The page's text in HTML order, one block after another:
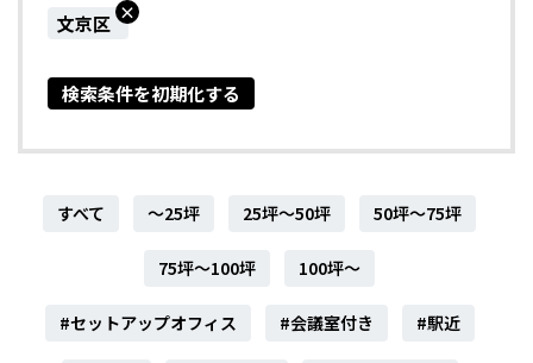
文京区 ×
検索条件を初期化する
すべて ～25坪 25坪～50坪 50坪～75坪
75坪～100坪 100坪～
#セットアップオフィス #会議室付き #駅近